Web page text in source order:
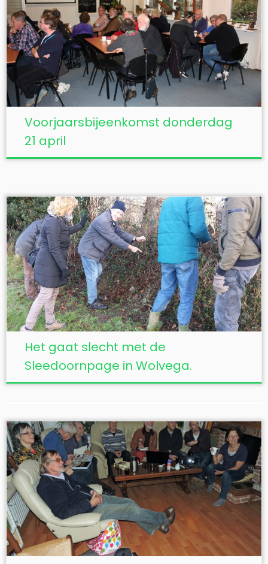
Voorjaarsbijeenkomst donderdag
21 april
Het gaat slecht met de
Sleedoornpage in Wolvega.